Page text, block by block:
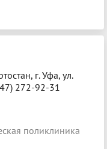
г. Уфа, ул.
272-92-31
поликлиника